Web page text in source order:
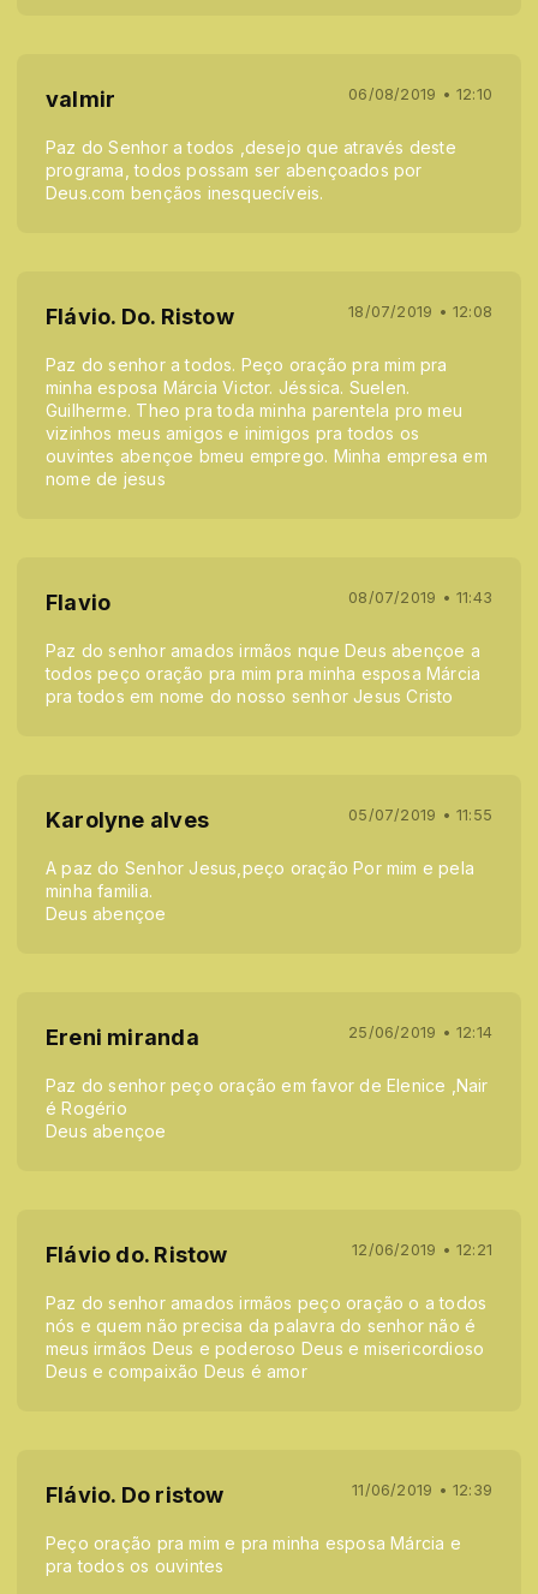
valmir 06/08/2019 • 12:10
Paz do Senhor a todos ,desejo que através deste
programa, todos possam ser abençoados por
Deus.com bençãos inesquecíveis.
Flávio. Do. Ristow 18/07/2019 • 12:08
Paz do senhor a todos. Peço oração pra mim pra
minha esposa Márcia Victor. Jéssica. Suelen.
Guilherme. Theo pra toda minha parentela pro meu
vizinhos meus amigos e inimigos pra todos os
ouvintes abençoe bmeu emprego. Minha empresa em
nome de jesus
Flavio 08/07/2019 • 11:43
Paz do senhor amados irmãos nque Deus abençoe a
todos peço oração pra mim pra minha esposa Márcia
pra todos em nome do nosso senhor Jesus Cristo
Karolyne alves 05/07/2019 • 11:55
A paz do Senhor Jesus,peço oração Por mim e pela
minha familia.
Deus abençoe
Ereni miranda 25/06/2019 • 12:14
Paz do senhor peço oração em favor de Elenice ,Nair
é Rogério
Deus abençoe
Flávio do. Ristow 12/06/2019 • 12:21
Paz do senhor amados irmãos peço oração o a todos
nós e quem não precisa da palavra do senhor não é
meus irmãos Deus e poderoso Deus e misericordioso
Deus e compaixão Deus é amor
Flávio. Do ristow 11/06/2019 • 12:39
Peço oração pra mim e pra minha esposa Márcia e
pra todos os ouvintes